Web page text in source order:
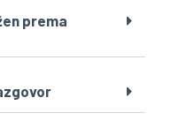
prema